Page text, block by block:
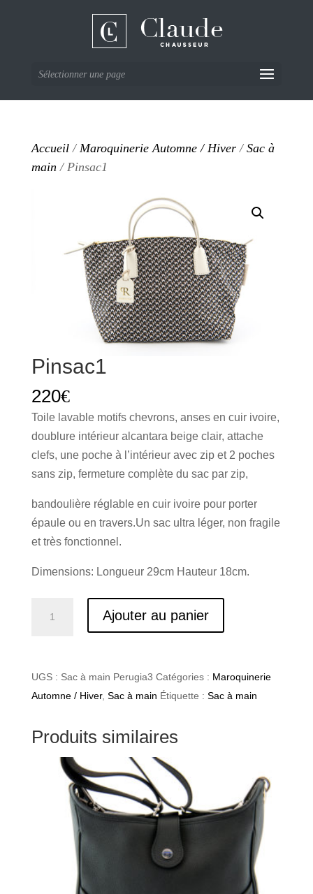
Sélectionner une page
Accueil/ Maroquinerie Automne / Hiver/ Sac à
main / Pinsac1
Pinsac1
220€
Toile lavable motifs chevrons, anses en cuir ivoire,
doublure intérieur alcantara beige clair, attache
clefs, une poche à l’intérieur avec zip et 2 poches
sans zip, fermeture complète du sac par zip,
bandoulière réglable en cuir ivoire pour porter
épaule ou en travers.Un sac ultra léger, non fragile
et très fonctionnel.
Dimensions: Longueur 29cm Hauteur 18cm.
Ajouter au panier
UGS : Sac à main Perugia3 Catégories : Maroquinerie
Automne / Hiver, Sac à main Étiquette : Sac à main
Produits similaires